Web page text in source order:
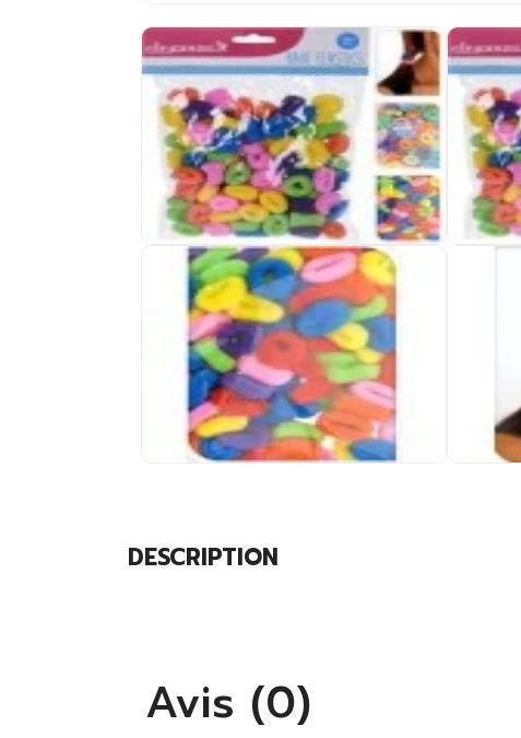
DESCRIPTION
Avis (0)